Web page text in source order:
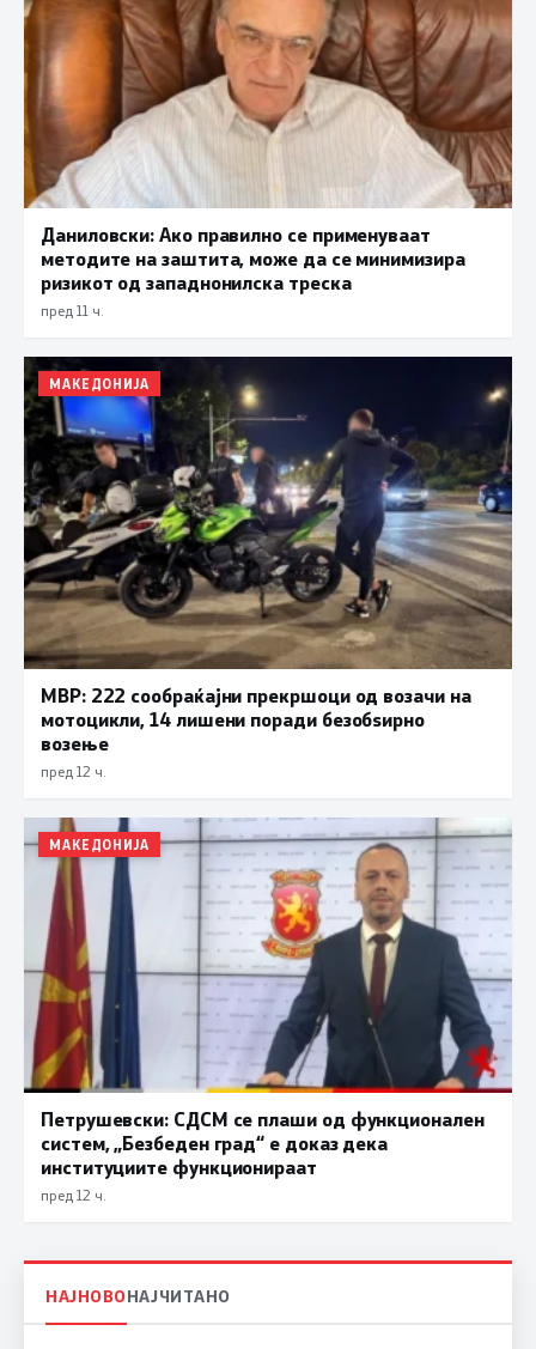
Даниловски: Ако правилно се применуваат
методите на заштита, може да се минимизира
ризикот од западнонилска треска
пред 11 ч.
МАКЕДОНИЈА
МВР: 222 сообраќајни прекршоци од возачи на
мотоцикли, 14 лишени поради безобѕирно
возење
пред 12 ч.
МАКЕДОНИЈА
Петрушевски: СДСМ се плаши од функционален
систем, „Безбеден град“ е доказ дека
институциите функционираат
пред 12 ч.
НАЈНОВОНАЈЧИТАНО